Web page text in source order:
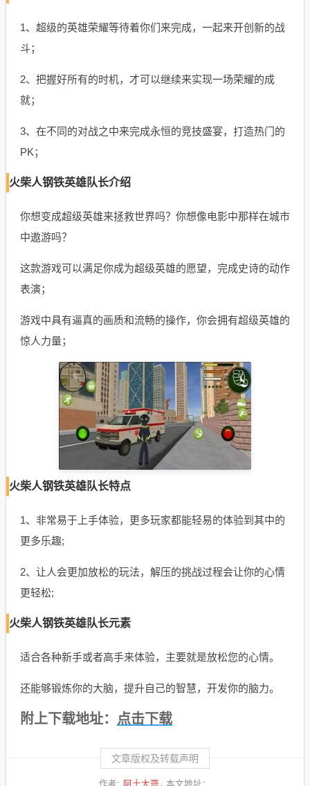
1、超级的英雄荣耀等待着你们来完成，一起来开创新的战
斗；
2、把握好所有的时机，才可以继续来实现一场荣耀的成
就；
3、在不同的对战之中来完成永恒的竞技盛宴，打造热门的
PK；
火柴人钢铁英雄队长介绍
你想变成超级英雄来拯救世界吗？你想像电影中那样在城市
中遨游吗？
这款游戏可以满足你成为超级英雄的愿望，完成史诗的动作
表演；
游戏中具有逼真的画质和流畅的操作，你会拥有超级英雄的
惊人力量；
火柴人钢铁英雄队长特点
1、非常易于上手体验，更多玩家都能轻易的体验到其中的
更多乐趣;
2、让人会更加放松的玩法，解压的挑战过程会让你的心情
更轻松;
火柴人钢铁英雄队长元素
适合各种新手或者高手来体验，主要就是放松您的心情。
还能够锻炼你的大脑，提升自己的智慧，开发你的脑力。
附上下载地址： 点击下载
文章版权及转载声明
作者: 阿土大哥 本文地址：